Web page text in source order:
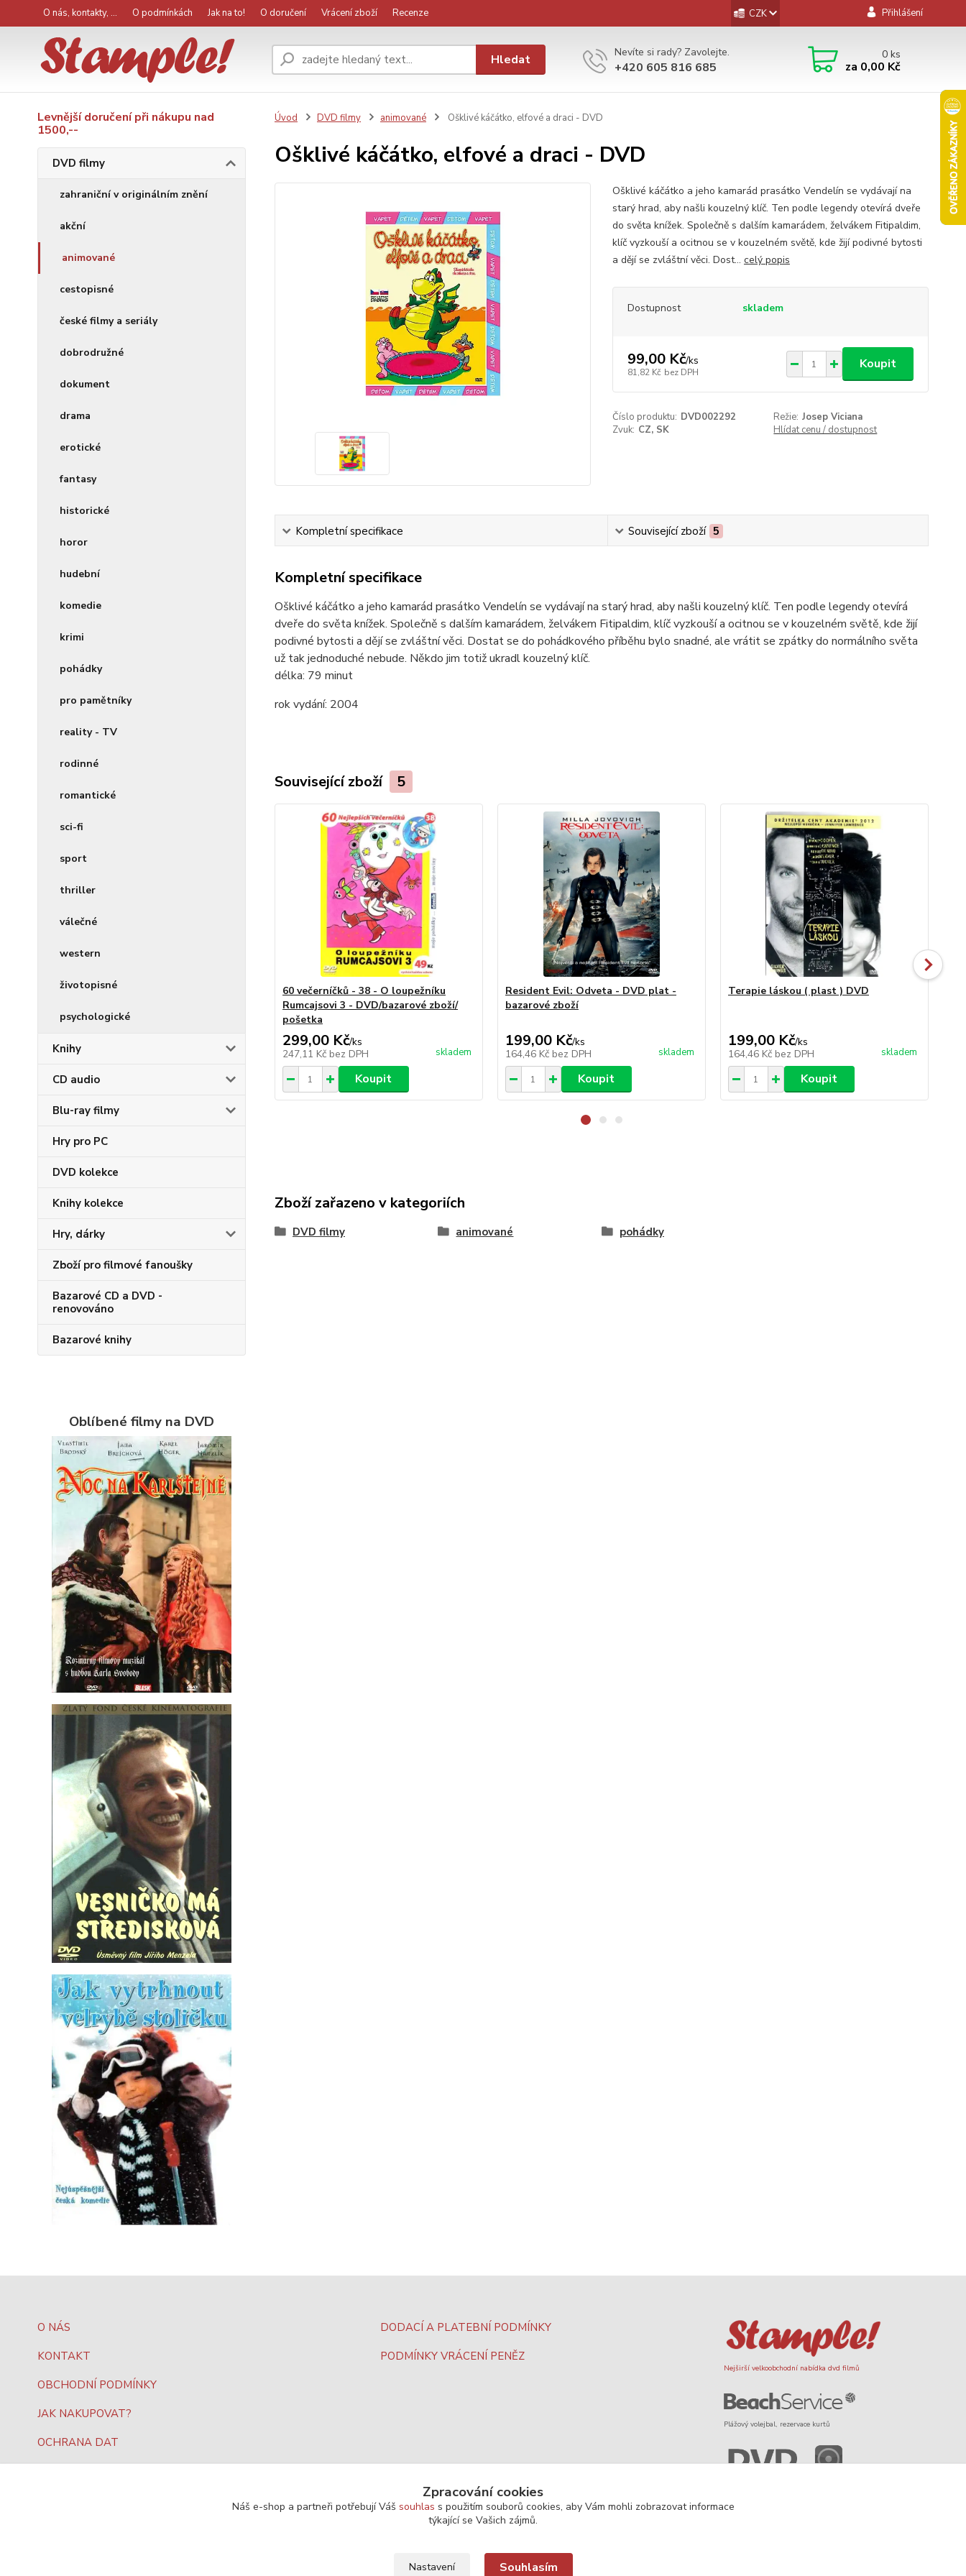
O nás, kontakty, ... O podmínkách Jak na to! O doručení Vrácení zboží Recenze CZK Přihlášení
Hledat Nevíte si rady? Zavolejte.
+420 605 816 685
0ks
za 0,00 Kč
Levnější doručení při nákupu nad
1500,--
DVD filmy
zahraniční v originálním znění
akční
animované
cestopisné
české filmy a seriály
dobrodružné
dokument
drama
erotické
fantasy
historické
horor
hudební
komedie
krimi
pohádky
pro pamětníky
reality - TV
rodinné
romantické
sci-fi
sport
thriller
válečné
western
životopisné
psychologické
Knihy
CD audio
Blu-ray filmy
Hry pro PC
DVD kolekce
Knihy kolekce
Hry, dárky
Zboží pro filmové fanoušky
Bazarové CD a DVD -
renovováno
Bazarové knihy
Oblíbené filmy na DVD
Úvod DVD filmy animované Ošklivé káčátko, elfové a draci - DVD
Ošklivé káčátko, elfové a draci - DVD
Ošklivé káčátko a jeho kamarád prasátko Vendelín se vydávají na
starý hrad, aby našli kouzelný klíč. Ten podle legendy otevírá dveře
do světa knížek. Společně s dalším kamarádem, želvákem Fitipaldim,
klíč vyzkouší a ocitnou se v kouzelném světě, kde žijí podivné bytosti
a dějí se zvláštní věci. Dost... celý popis
Dostupnost skladem
99,00 Kč/ks
81,82 Kč bez DPH
Koupit
Číslo produktu: DVD002292 Režie: Josep Viciana
Zvuk: CZ, SK Hlídat cenu / dostupnost
Kompletní specifikace Související zboží 5
Kompletní specifikace
Ošklivé káčátko a jeho kamarád prasátko Vendelín se vydávají na starý hrad, aby našli kouzelný klíč. Ten podle legendy otevírá
dveře do světa knížek. Společně s dalším kamarádem, želvákem Fitipaldim, klíč vyzkouší a ocitnou se v kouzelném světě, kde žijí
podivné bytosti a dějí se zvláštní věci. Dostat se do pohádkového příběhu bylo snadné, ale vrátit se zpátky do normálního světa
už tak jednoduché nebude. Někdo jim totiž ukradl kouzelný klíč.
délka: 79 minut
rok vydání: 2004
Související zboží 5
60 večerníčků - 38 - O loupežníku
Rumcajsovi 3 - DVD/bazarové zboží/
pošetka
299,00 Kč/ks
247,11 Kč bez DPH skladem
Koupit
Resident Evil: Odveta - DVD plat -
bazarové zboží
199,00 Kč/ks
164,46 Kč bez DPH skladem
Koupit
Terapie láskou ( plast ) DVD
199,00 Kč/ks
164,46 Kč bez DPH skladem
Koupit
Zboží zařazeno v kategoriích
DVD filmy animované pohádky
O NÁS
KONTAKT
OBCHODNÍ PODMÍNKY
JAK NAKUPOVAT?
OCHRANA DAT
DODACÍ A PLATEBNÍ PODMÍNKY
PODMÍNKY VRÁCENÍ PENĚZ
Nejširší velkoobchodní nabídka dvd filmů
Plážový volejbal, rezervace kurtů
Zpracování cookies
Náš e-shop a partneři potřebují Váš souhlas s použitím souborů cookies, aby Vám mohli zobrazovat informace
týkající se Vašich zájmů.
Nastavení Souhlasím